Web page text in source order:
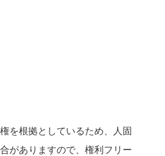
を根拠としているため、人固
がありますので、権利フリー